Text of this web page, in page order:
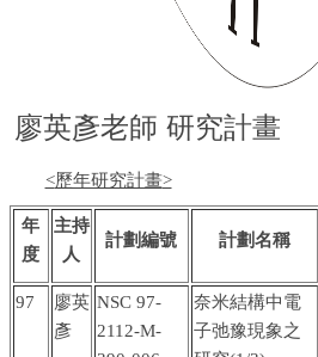
廖英彥老師 研究計畫
<歷年研究計畫>
年
度
主持
人
計劃編號 計劃名稱
97
廖英
彥
NSC 97-
2112-M-
奈米結構中電
子弛豫現象之